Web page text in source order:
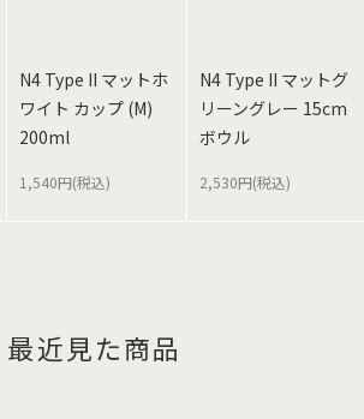
N4 Type II マットホ
ワイト カップ (M)
200ml
1,540円(税込)
N4 Type II マットグ
リーングレー 15cm
ボウル
2,530円(税込)
最近見た商品